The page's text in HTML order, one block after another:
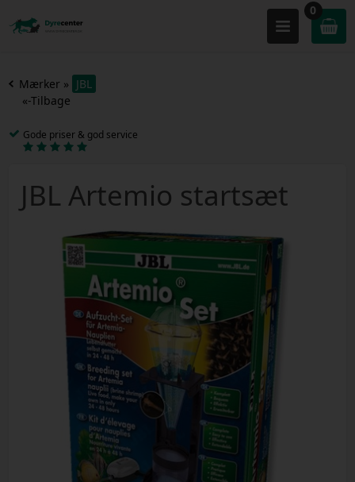
0
Mærker » JBL
«-Tilbage
Gode priser & god service
JBL Artemio startsæt